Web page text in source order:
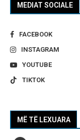
MEDIAT SOCIALE
FACEBOOK
INSTAGRAM
YOUTUBE
TIKTOK
MË TË LEXUARA